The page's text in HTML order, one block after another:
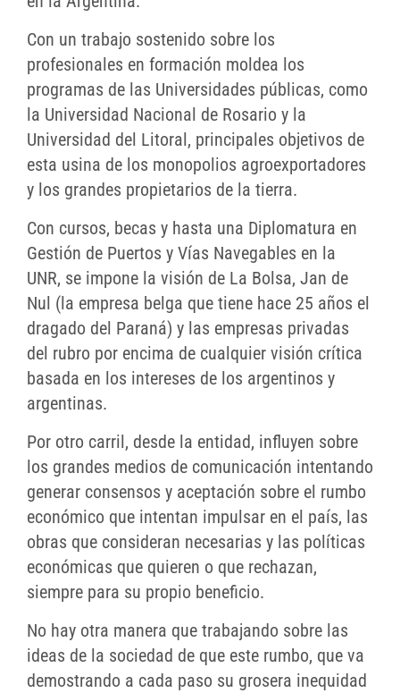
Con un trabajo sostenido sobre los
profesionales en formación moldea los
programas de las Universidades públicas, como
la Universidad Nacional de Rosario y la
Universidad del Litoral, principales objetivos de
esta usina de los monopolios agroexportadores
y los grandes propietarios de la tierra.
Con cursos, becas y hasta una Diplomatura en
Gestión de Puertos y Vías Navegables en la
UNR, se impone la visión de La Bolsa, Jan de
Nul (la empresa belga que tiene hace 25 años el
dragado del Paraná) y las empresas privadas
del rubro por encima de cualquier visión crítica
basada en los intereses de los argentinos y
argentinas.
Por otro carril, desde la entidad, influyen sobre
los grandes medios de comunicación intentando
generar consensos y aceptación sobre el rumbo
económico que intentan impulsar en el país, las
obras que consideran necesarias y las políticas
económicas que quieren o que rechazan,
siempre para su propio beneficio.
No hay otra manera que trabajando sobre las
ideas de la sociedad de que este rumbo, que va
demostrando a cada paso su grosera inequidad